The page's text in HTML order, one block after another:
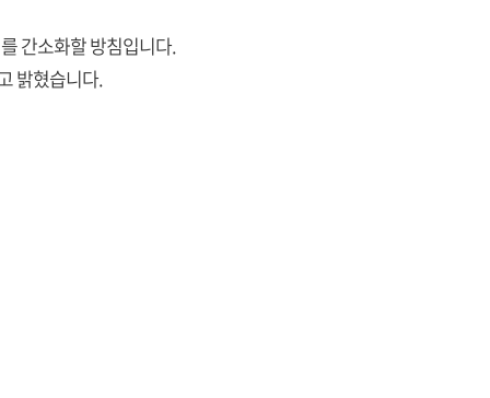
간소화할 방침입니다.
밝혔습니다.